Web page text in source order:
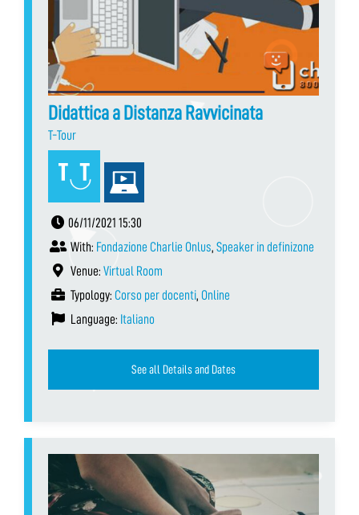
Didattica a Distanza Ravvicinata
T-Tour
06/11/2021 15:30
With: Fondazione Charlie Onlus, Speaker in definizone
Venue: Virtual Room
Typology: Corso per docenti, Online
Language: Italiano
See all Details and Dates